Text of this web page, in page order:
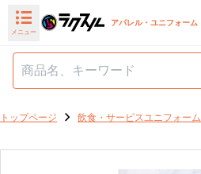
メニュー
アパレル・ユニフォーム
トップページ 飲食・サービスユニフォーム